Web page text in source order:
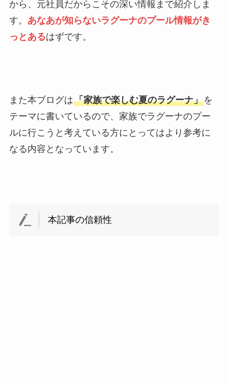
から、元社員だからこその深い情報まで紹介しま
す。 あなあが知らないラグーナのプール情報がき
っとあるはずです。
また本ブログは「家族で楽しむ夏のラグーナ」を
テーマに書いているので、家族でラグーナのプー
ルに行こうと考えている方にとってはより参考に
なる内容となっています。
本記事の信頼性